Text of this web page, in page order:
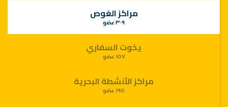
مراكز الغوص
٣٠٩ عضو
يخوت السفاري
١٥٧ عضو
مراكز الأنشطة البحرية
١٩٥ عضو